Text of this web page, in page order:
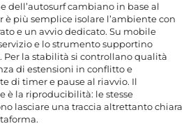
dell’autosurf cambiano in base al
è più semplice isolare l’ambiente con
e un avvio dedicato. Su mobile
e lo strumento supportino
Per la stabilità si controllano qualità
di estensioni in conflitto e
di timer e pause al riavvio. Il
è la riproducibilità: le stesse
lasciare una traccia altrettanto chiara